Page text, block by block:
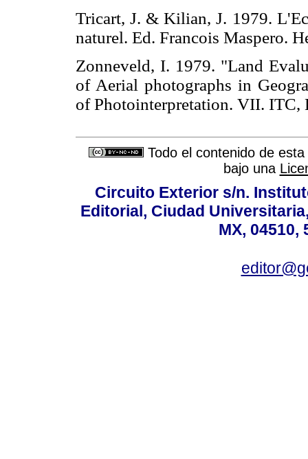
Tricart, J. & Kilian, J. 1979.
naturel. Ed. Francois
Zonneveld, I. 1979. "Land
of Aerial photographs in
of Photointerpretation. VII.
Todo el contenido de
bajo una
Circuito Exterior s/n.
Editorial, Ciudad
MX, 04510,